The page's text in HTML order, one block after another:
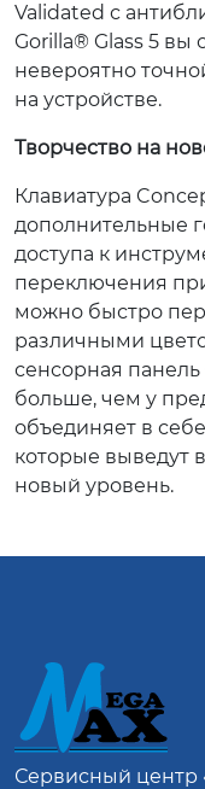
Validated с
Gorilla® Glass 5 вы
невероятно
на устройстве.
Творчество на
Клавиатура
дополнительные
доступа к
переключения
можно быстро
различными
сенсорная
больше, чем у
объединяет в
которые выведут
новый уровень.
Сервисный центр